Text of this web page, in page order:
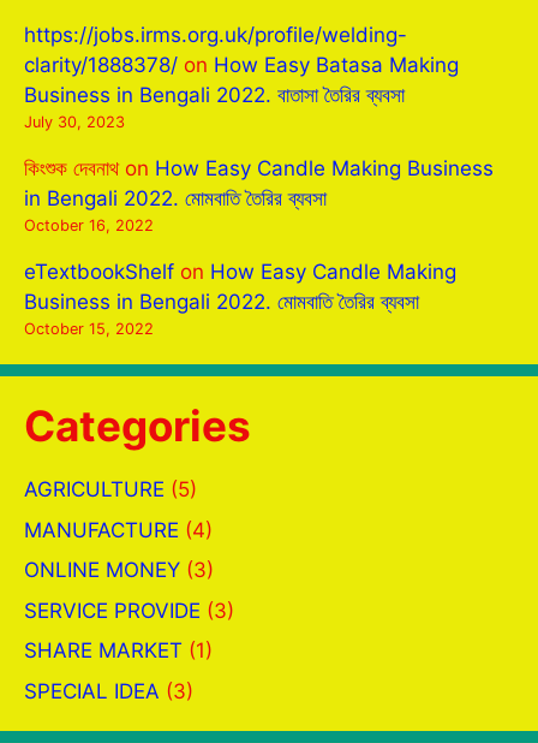
https://jobs.irms.org.uk/profile/welding-
clarity/1888378/ on How Easy Batasa Making
Business in Bengali 2022. বাতাসা তৈরির ব্যবসা
July 30, 2023
কিংশুক দেবনাথon How Easy Candle Making Business
in Bengali 2022. মোমবাতি তৈরির ব্যবসা
October 16, 2022
eTextbookShelf on How Easy Candle Making
Business in Bengali 2022. মোমবাতি তৈরির ব্যবসা
October 15, 2022
Categories
AGRICULTURE (5)
MANUFACTURE (4)
ONLINE MONEY (3)
SERVICE PROVIDE (3)
SHARE MARKET (1)
SPECIAL IDEA (3)